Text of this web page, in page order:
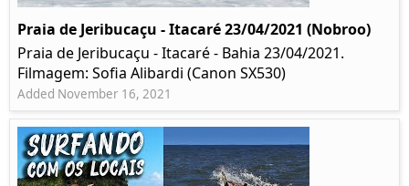
Praia de Jeribucaçu - Itacaré 23/04/2021 (Nobroo)
Praia de Jeribucaçu - Itacaré - Bahia 23/04/2021.
Filmagem: Sofia Alibardi (Canon SX530)
Added November 16, 2021